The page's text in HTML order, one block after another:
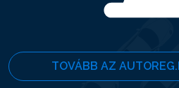
TOVÁBB AZ